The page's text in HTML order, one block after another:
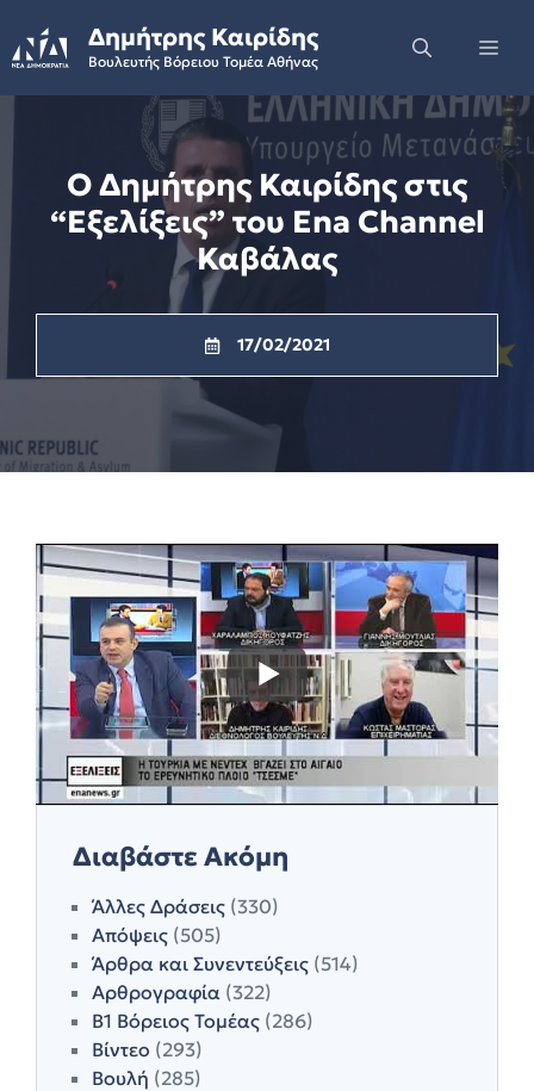
to
content
Δημήτρης Καιρίδης
Βουλευτής Βόρειου Τομέα Αθήνας
Ο Δημήτρης Καιρίδης στις
“Εξελίξεις” του Ena Channel
Καβάλας
17/02/2021
Διαβάστε Ακόμη
Άλλες Δράσεις (330)
Απόψεις (505)
Άρθρα και Συνεντεύξεις (514)
Αρθρογραφία (322)
Β1 Βόρειος Τομέας (286)
Βίντεο (293)
Βουλή (285)